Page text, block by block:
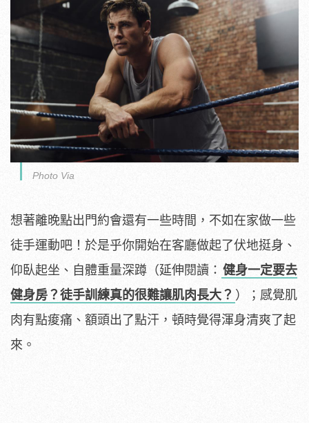
Photo Via
想著離晚點出門約會還有一些時間，不如在家做一些
徒手運動吧！於是乎你開始在客廳做起了伏地挺身、
仰臥起坐、自體重量深蹲（延伸閱讀： 健身一定要去
健身房？徒手訓練真的很難讓肌肉長大？ ）；感覺肌
肉有點痠痛、額頭出了點汗，頓時覺得渾身清爽了起
來。